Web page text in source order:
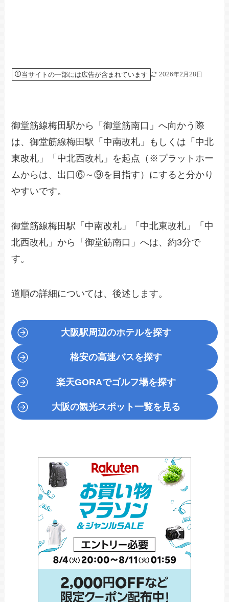
当サイトの一部には広告が含まれています 2026年2月28日
御堂筋線梅田駅から「御堂筋南口」へ向かう際
は、御堂筋線梅田駅「中南改札」もしくは「中北
東改札」「中北西改札」を起点（※プラットホー
ムからは、出口⑥～⑨を目指す）にすると分かり
やすいです。
御堂筋線梅田駅「中南改札」「中北東改札」「中
北西改札」から「御堂筋南口」へは、約3分で
す。
道順の詳細については、後述します。
大阪駅周辺のホテルを探す
格安の高速バスを探す
楽天GORAでゴルフ場を探す
大阪の観光スポット一覧を見る